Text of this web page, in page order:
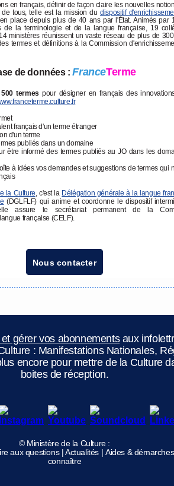
en français, définir de façon claire les nouvelles
de tous, telle est la mission dudispositif
place depuis plus de 40 ans par l'État. Animés par
de la terminologie et de la langue française, 19
ministères réunissent un vaste réseau de plus de
termes et définitions à la Commission
de données :FranceTerme
termes pour désigner en français des
français d'un terme étranger
d'un terme
publiés dans un domaine
être informé des termes publiés au JO dans les
à idées vos demandes et suggestions de termes qui
la Culture, c'est la Délégation générale à la langue
(DGLFLF) qui anime et coordonne le dispositif
assure le secrétariat permanent de la
française (CELF).
Nous contacter
gérer vos abonnementsaux
: Manifestations Nationales,
encore pour mettre de la Culture
boites de réception.
© Ministère de la Culture :
aux questions|Actualités | Aides & démarches
connaître